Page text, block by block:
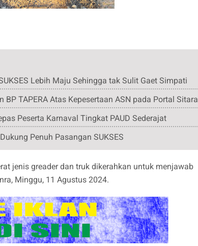
Lebih Maju Sehingga tak Sulit Gaet Simpati
TAPERA Atas Kepesertaan ASN pada Portal Sitara
Peserta Karnaval Tingkat PAUD Sederajat
Penuh Pasangan SUKSES
jenis greader dan truk dikerahkan untuk menjawab
Minggu, 11 Agustus 2024.